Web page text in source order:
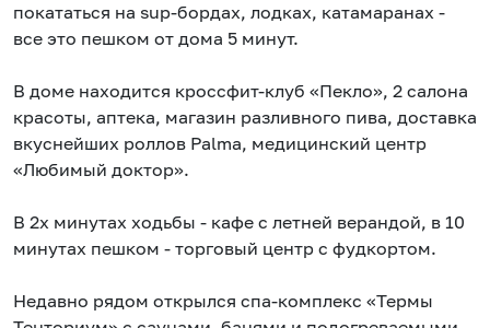
покататься на sup-бордах, лодках, катамаранах -
все это пешком от дома 5 минут.
В доме находится кроссфит-клуб «Пекло», 2 салона
красоты, аптека, магазин разливного пива, доставка
вкуснейших роллов Palma, медицинский центр
«Любимый доктор».
В 2х минутах ходьбы - кафе с летней верандой, в 10
минутах пешком - торговый центр с фудкортом.
Недавно рядом открылся спа-комплекс «Термы